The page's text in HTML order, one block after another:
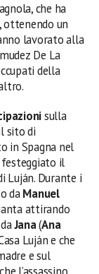
che ha
ottenendo un
lavorato alla
De La
della
sulla
sito di
in Spagna nel
festeggiato il
Luján. Durante i
daManuel
attirando
Jana(Ana
Luján e che
e sul